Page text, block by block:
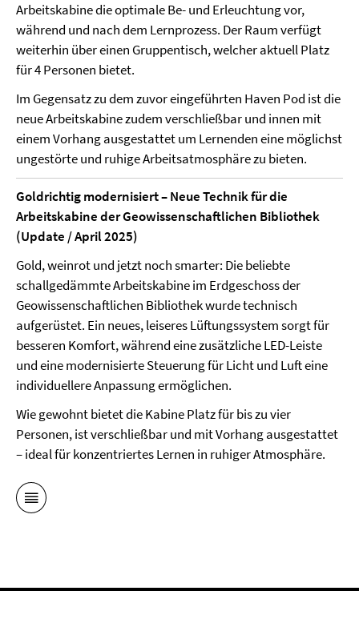
Arbeitskabine die optimale Be- und Erleuchtung vor,
während und nach dem Lernprozess. Der Raum verfügt
weiterhin über einen Gruppentisch, welcher aktuell Platz
für 4 Personen bietet.
Im Gegensatz zu dem zuvor eingeführten Haven Pod ist die
neue Arbeitskabine zudem verschließbar und innen mit
einem Vorhang ausgestattet um Lernenden eine möglichst
ungestörte und ruhige Arbeitsatmosphäre zu bieten.
Goldrichtig modernisiert – Neue Technik für die
Arbeitskabine der Geowissenschaftlichen Bibliothek
(Update / April 2025)
Gold, weinrot und jetzt noch smarter: Die beliebte
schallgedämmte Arbeitskabine im Erdgeschoss der
Geowissenschaftlichen Bibliothek wurde technisch
aufgerüstet. Ein neues, leiseres Lüftungssystem sorgt für
besseren Komfort, während eine zusätzliche LED-Leiste
und eine modernisierte Steuerung für Licht und Luft eine
individuellere Anpassung ermöglichen.
Wie gewohnt bietet die Kabine Platz für bis zu vier
Personen, ist verschließbar und mit Vorhang ausgestattet
– ideal für konzentriertes Lernen in ruhiger Atmosphäre.